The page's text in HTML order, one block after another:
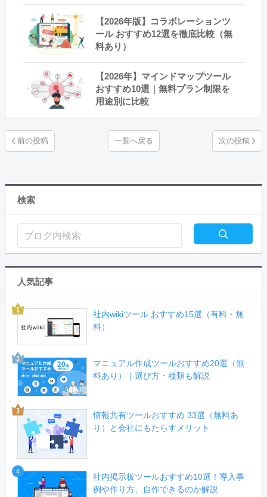
【2026年版】コラボレーションツ
ール おすすめ12選を徹底比較（無
料あり）
【2026年】マインドマップツール
おすすめ10選｜無料プラン制限を
用途別に比較
一覧へ戻る
検索
人気記事
社内wikiツール おすすめ15選（有料・無
料）
マニュアル作成ツールおすすめ20選（無
料あり）｜選び方・種類も解説
情報共有ツールおすすめ 33選（無料あ
り）と会社にもたらすメリット
4
社内掲示板ツールおすすめ10選！導入事
例や作り方、自作できるのか解説